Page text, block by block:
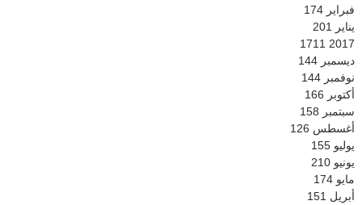
فبراير 174
يناير
201
2017
1711
ديسمبر 144
نوفمبر 144
أكتوبر 166
سبتمبر 158
أغسطس 126
يوليو 155
يونيو 210
مايو 174
أبريل 151